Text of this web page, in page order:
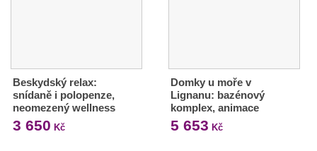
Beskydský relax:
snídaně i polopenze,
neomezený wellness
3 650 Kč
Domky u moře v
Lignanu: bazénový
komplex, animace
5 653 Kč